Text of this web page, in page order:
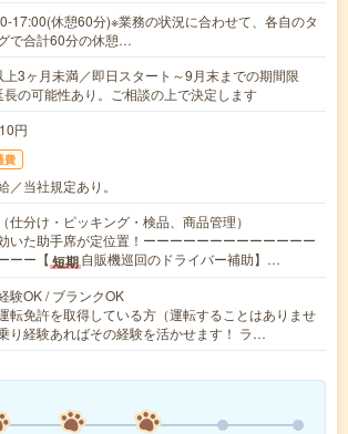
17:00(休憩60分)※業務の状況に合わせて、各自のタ
で合計60分の休憩…
上3ヶ月未満／即日スタート～9月末までの期間限
の可能性あり。ご相談の上で決定します
円
費
／当社規定あり。
仕分け・ピッキング・検品、商品管理）
いた助手席が定位置！ーーーーーーーーーーーーー
ーー【短期自販機巡回のドライバー補助】…
験OK / ブランクOK
転免許を取得している方（運転することはありませ
り経験あればその経験を活かせます！ ラ…